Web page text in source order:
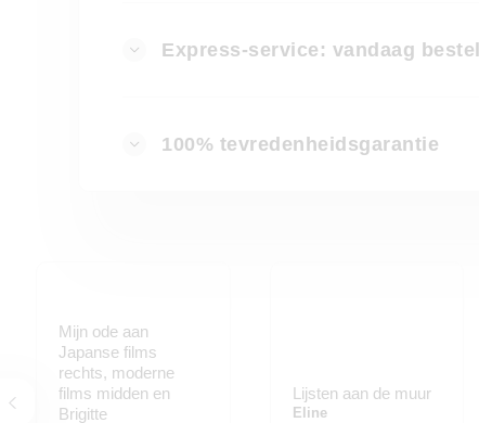
Express-service: vandaag
100% tevredenheidsgarantie
Mijn ode aan
Japanse films
rechts, moderne
films midden en
Brigitte
Lijsten aan de muur
Eline